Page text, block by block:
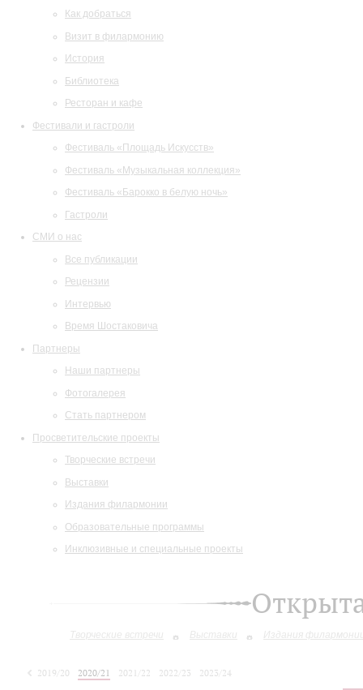
Как добраться
Визит в филармонию
История
Библиотека
Ресторан и кафе
Фестивали и гастроли
Фестиваль «Площадь Искусств»
Фестиваль «Музыкальная коллекция»
Фестиваль «Барокко в белую ночь»
Гастроли
СМИ о нас
Все публикации
Рецензии
Интервью
Время Шостаковича
Партнеры
Наши партнеры
Фотогалерея
Стать партнером
Просветительские проекты
Творческие встречи
Выставки
Издания филармонии
Образовательные программы
Инклюзивные и специальные проекты
Творческие встречи Выставки Издания
2019/20 2020/21 2021/22 2022/23
2023/24